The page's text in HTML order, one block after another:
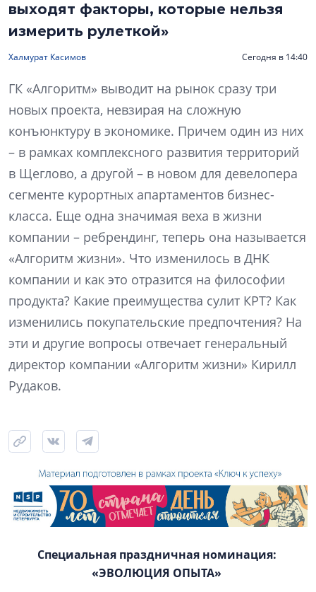
выходят факторы, которые нельзя
измерить рулеткой»
Халмурат Касимов Сегодня в 14:40
ГК «Алгоритм» выводит на рынок сразу три
новых проекта, невзирая на сложную
конъюнктуру в экономике. Причем один из них
– в рамках комплексного развития территорий
в Щеглово, а другой – в новом для девелопера
сегменте курортных апартаментов бизнес-
класса. Еще одна значимая веха в жизни
компании – ребрендинг, теперь она называется
«Алгоритм жизни». Что изменилось в ДНК
компании и как это отразится на философии
продукта? Какие преимущества сулит КРТ? Как
изменились покупательские предпочтения? На
эти и другие вопросы отвечает генеральный
директор компании «Алгоритм жизни» Кирилл
Рудаков.
Специальная праздничная номинация:
«ЭВОЛЮЦИЯ ОПЫТА»